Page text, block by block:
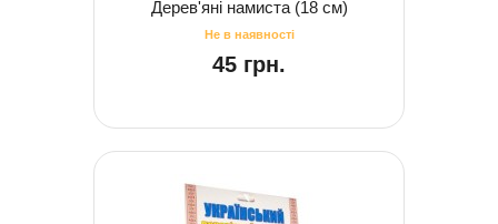
Дерев'яні намиста (18 см)
45 грн.